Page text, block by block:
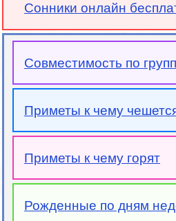
Сонники онлайн
Совместимость по
Приметы к чему
Приметы к чему горят
Рожденные по дням